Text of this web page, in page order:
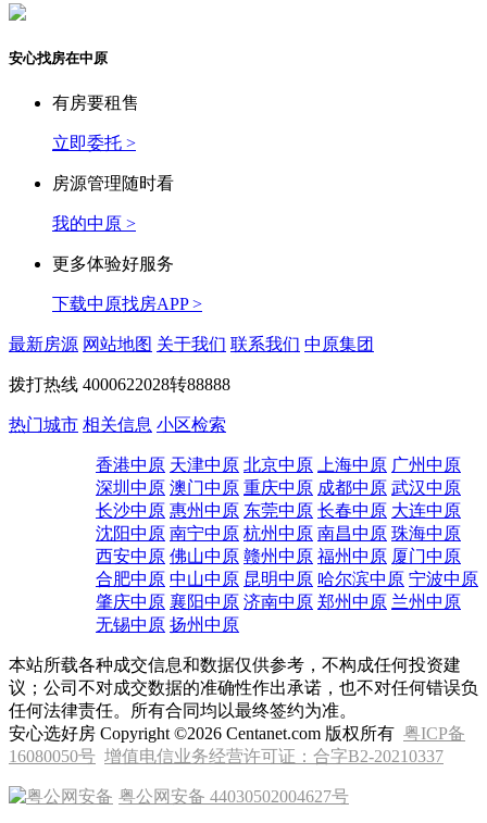
安心找房在中原
有房要租售
立即委托 >
房源管理随时看
我的中原 >
更多体验好服务
下载中原找房APP >
最新房源 网站地图 关于我们 联系我们 中原集团
拨打热线 4000622028转88888
热门城市 相关信息 小区检索
香港中原 天津中原 北京中原 上海中原 广州中原
深圳中原 澳门中原 重庆中原 成都中原 武汉中原
长沙中原 惠州中原 东莞中原 长春中原 大连中原
沈阳中原 南宁中原 杭州中原 南昌中原 珠海中原
西安中原 佛山中原 赣州中原 福州中原 厦门中原
合肥中原 中山中原 昆明中原 哈尔滨中原 宁波中原
肇庆中原 襄阳中原 济南中原 郑州中原 兰州中原
无锡中原 扬州中原
本站所载各种成交信息和数据仅供参考，不构成任何投资建
议；公司不对成交数据的准确性作出承诺，也不对任何错误负
任何法律责任。所有合同均以最终签约为准。
安心选好房 Copyright ©2026 Centanet.com 版权所有 粤ICP备
16080050号 增值电信业务经营许可证：合字B2-20210337
粤公网安备 44030502004627号